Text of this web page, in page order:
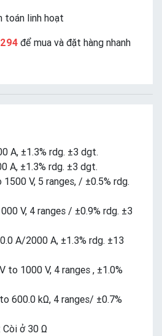
toán linh hoạt
để mua và đặt hàng nhanh
A, ±1.3% rdg. ±3 dgt.
A, ±1.3% rdg. ±3 dgt.
V, 5 ranges, / ±0.5% rdg.
V, 4 ranges / ±0.9% rdg. ±3
A/2000 A, ±1.3% rdg. ±13
to 1000 V, 4 ranges , ±1.0%
600.0 kΩ, 4 ranges/ ±0.7%
Còi ở 30 Ω